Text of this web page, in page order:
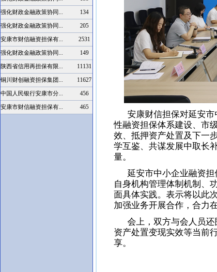
强化财政金融政策协同...
134
强化财政金融政策协同...
205
安康市财信融资担保有...
2531
强化财政金融政策协同...
149
陕西省信用再担保有限...
11131
铜川财创融资担保集团...
11627
中国人民银行安康市分...
456
安康市财信融资担保有...
465
安康财信担保对延安市
性融资担保体系建设、市
效、抵押资产处置及下一
学互鉴、共谋发展中取长
量。
延安市中小企业融资担
自身机构管理体制机制、
面具体实践。表示将以此
加强业务开展合作，合力
会上，双方与会人员还
资产处置变现实效等当前
享。